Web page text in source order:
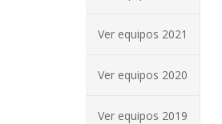
Ver equipos 2021
Ver equipos 2020
Ver equipos 2019